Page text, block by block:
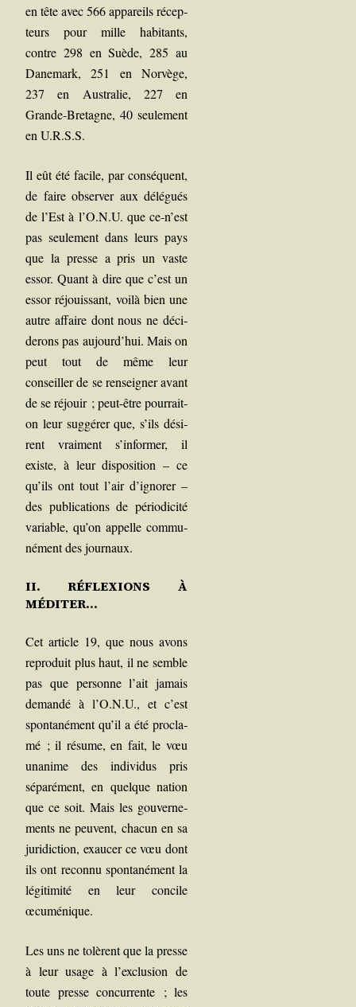
en tête avec 566 appa­reils récep­
teurs pour mille habi­tants,
contre 298 en Suède, 285 au
Dane­mark, 251 en Nor­vège,
237 en Aus­tra­lie, 227 en
Grande-Bre­tagne, 40 seule­ment
en U.R.S.S.
Il eût été facile, par consé­quent,
de faire obser­ver aux délé­gués
de l’Est à l’O.N.U. que ce‑n’est
pas seule­ment dans leurs pays
que la presse a pris un vaste
essor. Quant à dire que c’est un
essor réjouis­sant, voi­là bien une
autre affaire dont nous ne déci­
de­rons pas aujourd’hui. Mais on
peut tout de même leur
conseiller de se ren­sei­gner avant
de se réjouir ; peut-être pour­rait-
on leur sug­gé­rer que, s’ils dési­
rent vrai­ment s’informer, il
existe, à leur dis­po­si­tion – ce
qu’ils ont tout l’air d’ignorer –
des publi­ca­tions de pério­di­ci­té
variable, qu’on appelle com­mu­
né­ment des journaux.
II. RÉFLEXIONS À
MÉDITER…
Cet article 19, que nous avons
repro­duit plus haut, il ne semble
pas que per­sonne l’ait jamais
deman­dé à l’O.N.U., et c’est
spon­ta­né­ment qu’il a été pro­cla­
mé ; il résume, en fait, le vœu
una­nime des indi­vi­dus pris
sépa­ré­ment, en quelque nation
que ce soit. Mais les gou­ver­ne­
ments ne peuvent, cha­cun en sa
juri­dic­tion, exau­cer ce vœu dont
ils ont recon­nu spon­ta­né­ment la
légi­ti­mi­té en leur concile
œcuménique.
Les uns ne tolèrent que la presse
à leur usage à l’exclusion de
toute presse concur­rente ; les